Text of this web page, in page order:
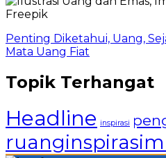
Penting Diketahui, Uang,
Mata Uang Fiat
Topik Terhangat
Headline inspirasi